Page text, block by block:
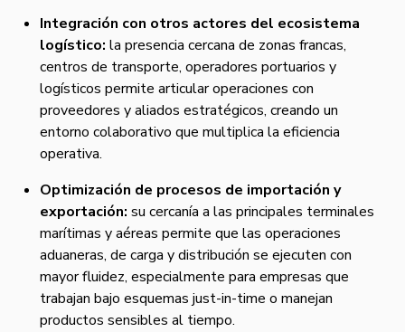
Integración con otros actores del ecosistema
logístico: la presencia cercana de zonas francas,
centros de transporte, operadores portuarios y
logísticos permite articular operaciones con
proveedores y aliados estratégicos, creando un
entorno colaborativo que multiplica la eficiencia
operativa.
Optimización de procesos de importación y
exportación: su cercanía a las principales terminales
marítimas y aéreas permite que las operaciones
aduaneras, de carga y distribución se ejecuten con
mayor fluidez, especialmente para empresas que
trabajan bajo esquemas just-in-time o manejan
productos sensibles al tiempo.